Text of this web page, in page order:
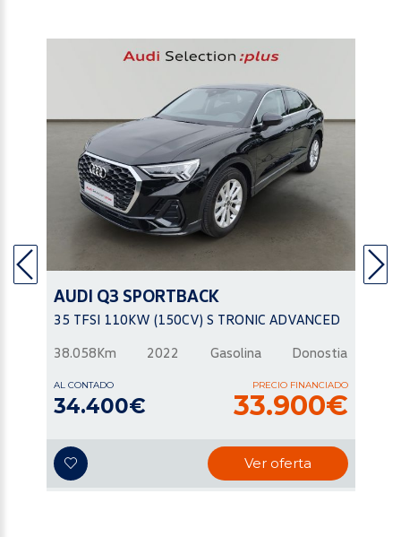
AUDI Q3 SPORTBACK
35 TFSI 110KW (150CV) S TRONIC ADVANCED
38.058Km 2022 Gasolina Donostia
AL CONTADO
34.400€
PRECIO FINANCIADO
33.900€
Ver oferta